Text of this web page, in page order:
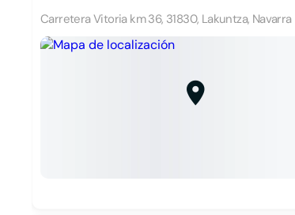
Carretera Vitoria km 36, 31830, Lakuntza, Navarra